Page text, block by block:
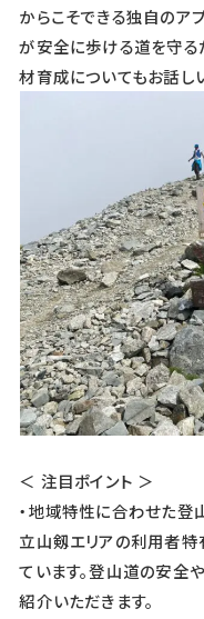
からこそできる独自のア
が安全に歩ける道を守る
材育成についてもお話し
＜ 注目ポイント ＞
・地域特性に合わせた登
立山剱エリアの利用者
ています。登山道の安全
紹介いただきます。